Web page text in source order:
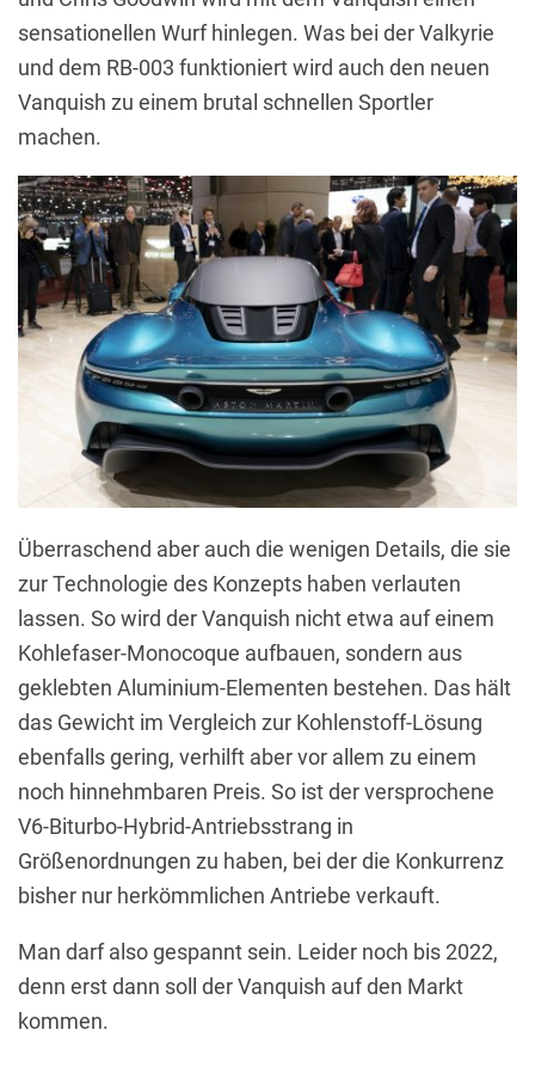
sensationellen Wurf hinlegen. Was bei der Valkyrie
und dem RB-003 funktioniert wird auch den neuen
Vanquish zu einem brutal schnellen Sportler
machen.
Überraschend aber auch die wenigen Details, die sie
zur Technologie des Konzepts haben verlauten
lassen. So wird der Vanquish nicht etwa auf einem
Kohlefaser-Monocoque aufbauen, sondern aus
geklebten Aluminium-Elementen bestehen. Das hält
das Gewicht im Vergleich zur Kohlenstoff-Lösung
ebenfalls gering, verhilft aber vor allem zu einem
noch hinnehmbaren Preis. So ist der versprochene
V6-Biturbo-Hybrid-Antriebsstrang in
Größenordnungen zu haben, bei der die Konkurrenz
bisher nur herkömmlichen Antriebe verkauft.
Man darf also gespannt sein. Leider noch bis 2022,
denn erst dann soll der Vanquish auf den Markt
kommen.